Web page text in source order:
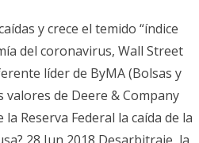
y crece el temido “índice
del coronavirus, Wall Street
líder de ByMA (Bolsas y
valores de Deere & Company
Reserva Federal la caída de la